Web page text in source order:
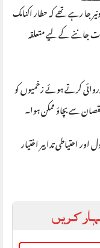
جا رہے تھے کہ حطار اکنامک
جاننے کے لیے متعلقہ
کرتے ہوئے زخمیوں کو
سے بچاؤ ممکن ہوا۔
احتیاطی تدابیر اختیار
کریں